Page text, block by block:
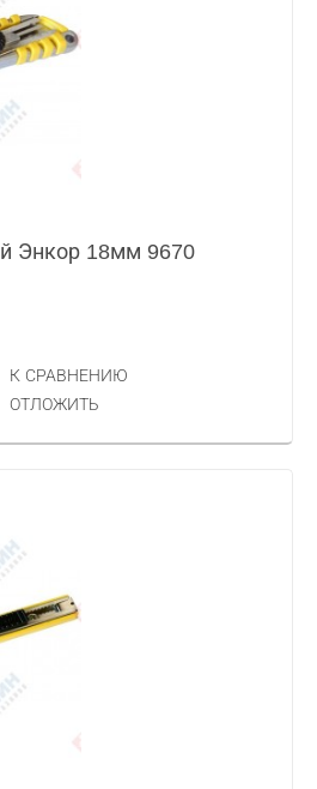
Энкор 18мм 9670
К СРАВНЕНИЮ
ОТЛОЖИТЬ